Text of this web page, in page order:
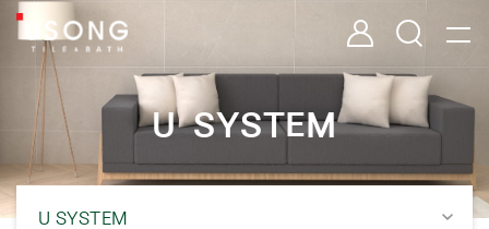
유송타일 & 바스
U SYSTEM | 유송타일&바스 욕실 인테리어 타일·자재 전문 유통
U SYSTEM
U SYSTEM